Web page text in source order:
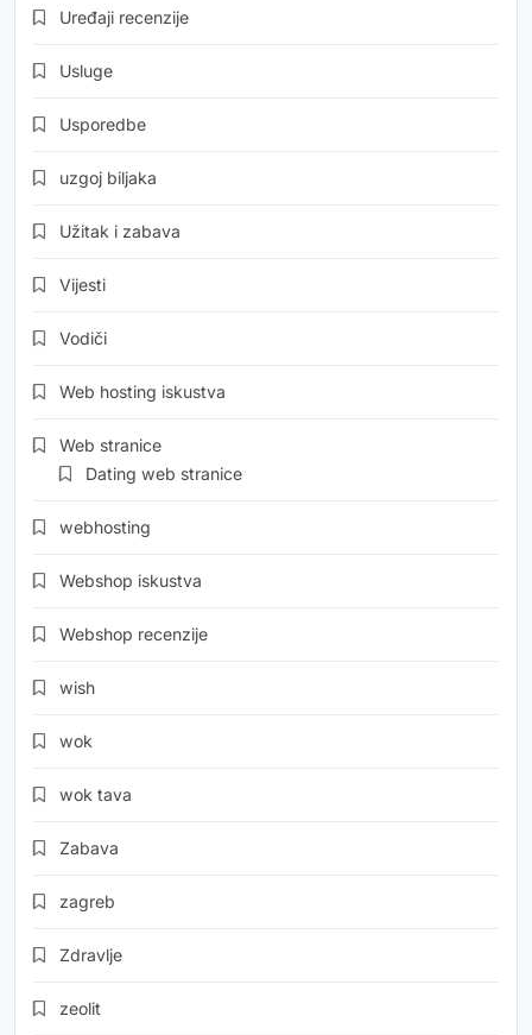
Uređaji recenzije
Usluge
Usporedbe
uzgoj biljaka
Užitak i zabava
Vijesti
Vodiči
Web hosting iskustva
Web stranice
Dating web stranice
webhosting
Webshop iskustva
Webshop recenzije
wish
wok
wok tava
Zabava
zagreb
Zdravlje
zeolit